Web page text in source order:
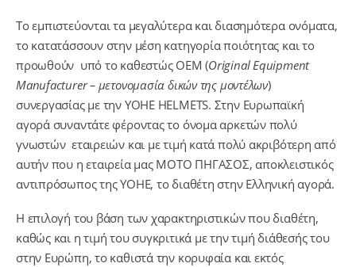
Το εμπιστεύονται τα μεγαλύτερα και διασημότερα ονόματα,
το κατατάσσουν στην μέση κατηγορία ποιότητας και το
προωθούν υπό το καθεστώς ΟΕΜ (Original Equipment
Manufacturer– μετονομασία δικών της μοντέλων)
συνεργασίας με την YOHE HELMETS. Στην Ευρωπαϊκή
αγορά συναντάτε φέροντας το όνομα αρκετών πολύ
γνωστών εταιρειών και με τιμή κατά πολύ ακριβότερη από
αυτήν που η εταιρεία μας ΜΟΤΟ ΠΗΓΑΣΟΣ, αποκλειστικός
αντιπρόσωπος της YOHE, το διαθέτη στην Ελληνική αγορά.
Η επιλογή του βάση των χαρακτηριστικών που διαθέτη,
καθώς και η τιμή του συγκριτικά με την τιμή διάθεσής του
στην Ευρώπη, το καθιστά την κορυφαία και εκτός